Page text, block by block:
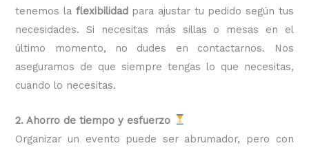
tenemos la flexibilidadpara ajustar tu pedido según tus
necesidades. Si necesitas más sillas o mesas en el
último momento, no dudes en contactarnos. Nos
aseguramos de que siempre tengas lo que necesitas,
cuando lo necesitas.
2. Ahorro de tiempo y esfuerzo
Organizar un evento puede ser abrumador, pero con